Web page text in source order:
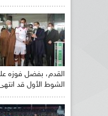
الشوط الأول قد انتهى